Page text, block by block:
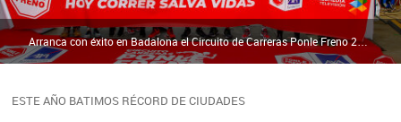
ESTE AÑO BATIMOS RÉCORD DE CIUDADES
Arranca con éxito en Badalona el Circuito de Carreras Ponle Freno 2022 con más de mil participantes | canofotosports